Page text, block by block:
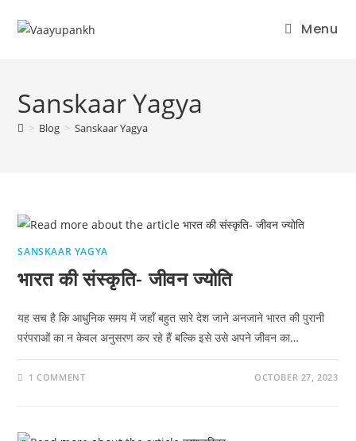
content
Menu
Sanskaar Yagya
> Blog > Sanskaar Yagya
SANSKAAR YAGYA
भारत की संस्कृति- जीवन ज्योति
यह सच है कि आधुनिक समय में जहाँ बहुत सारे देश जाने अनजाने भारत की पुरानी
परंपराओं का न केवल अनुसरण कर रहे हैं बल्कि इसे उसे अपने जीवन का…
1 COMMENT OCTOBER 27, 2023